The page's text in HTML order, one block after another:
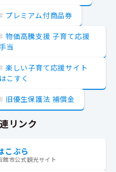
プレミアム付商品券
物価高騰支援 子育て応援
手当
楽しい子育て応援サイト
はこすく
旧優生保護法 補償金
リンク
こぶら
館市公式観光サイト